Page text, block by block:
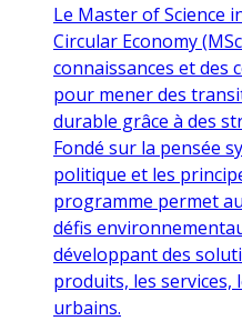
Le Master of Science
Circular Economy
connaissances et des
pour mener des
durable grâce à des
Fondé sur la pensée
politique et les
programme permet
défis
développant des
produits, les services,
urbains.